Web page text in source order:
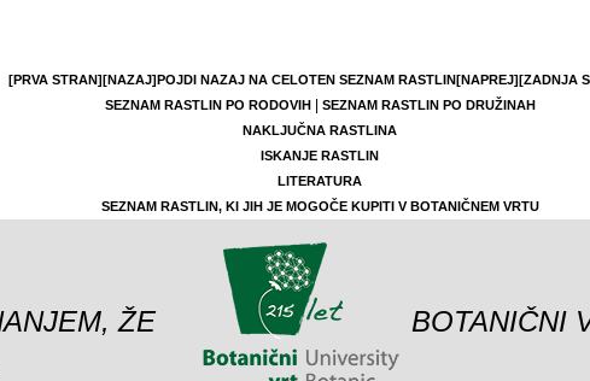
[PRVA STRAN][NAZAJ]POJDI NAZAJ NA CELOTEN SEZNAM RASTLIN[NAPREJ][ZADNJA
SEZNAM RASTLIN PO RODOVIH|
SEZNAM RASTLIN PO DRUŽINAH
NAKLJUČNA RASTLINA
ISKANJE RASTLIN
LITERATURA
SEZNAM RASTLIN, KI JIH JE MOGOČE KUPITI V BOTANIČNEM VRTU
ŽE
BOTANIČNI